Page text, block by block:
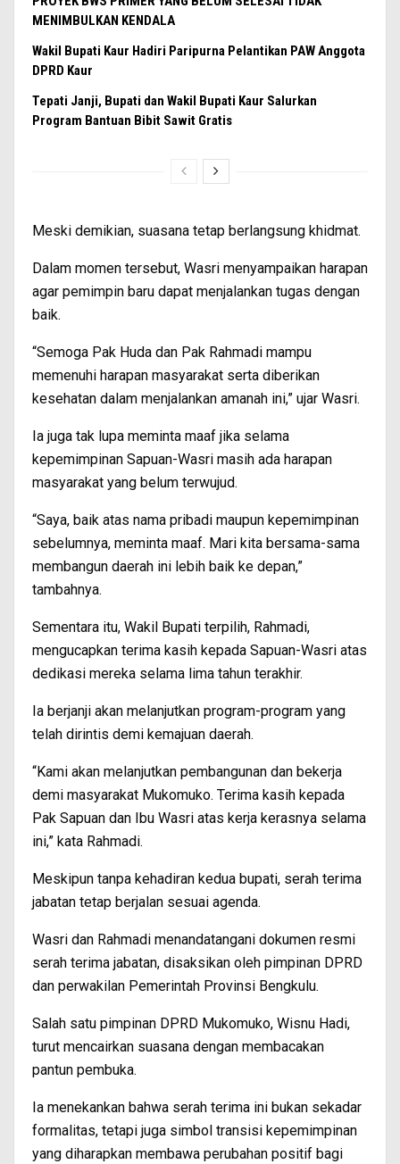
MENIMBULKAN KENDALA
Wakil Bupati Kaur Hadiri Paripurna Pelantikan PAW Anggota
DPRD Kaur
Tepati Janji, Bupati dan Wakil Bupati Kaur Salurkan
Program Bantuan Bibit Sawit Gratis
Meski demikian, suasana tetap berlangsung khidmat.
Dalam momen tersebut, Wasri menyampaikan harapan
agar pemimpin baru dapat menjalankan tugas dengan
baik.
“Semoga Pak Huda dan Pak Rahmadi mampu
memenuhi harapan masyarakat serta diberikan
kesehatan dalam menjalankan amanah ini,” ujar Wasri.
Ia juga tak lupa meminta maaf jika selama
kepemimpinan Sapuan-Wasri masih ada harapan
masyarakat yang belum terwujud.
“Saya, baik atas nama pribadi maupun kepemimpinan
sebelumnya, meminta maaf. Mari kita bersama-sama
membangun daerah ini lebih baik ke depan,”
tambahnya.
Sementara itu, Wakil Bupati terpilih, Rahmadi,
mengucapkan terima kasih kepada Sapuan-Wasri atas
dedikasi mereka selama lima tahun terakhir.
Ia berjanji akan melanjutkan program-program yang
telah dirintis demi kemajuan daerah.
“Kami akan melanjutkan pembangunan dan bekerja
demi masyarakat Mukomuko. Terima kasih kepada
Pak Sapuan dan Ibu Wasri atas kerja kerasnya selama
ini,” kata Rahmadi.
Meskipun tanpa kehadiran kedua bupati, serah terima
jabatan tetap berjalan sesuai agenda.
Wasri dan Rahmadi menandatangani dokumen resmi
serah terima jabatan, disaksikan oleh pimpinan DPRD
dan perwakilan Pemerintah Provinsi Bengkulu.
Salah satu pimpinan DPRD Mukomuko, Wisnu Hadi,
turut mencairkan suasana dengan membacakan
pantun pembuka.
Ia menekankan bahwa serah terima ini bukan sekadar
formalitas, tetapi juga simbol transisi kepemimpinan
yang diharapkan membawa perubahan positif bagi